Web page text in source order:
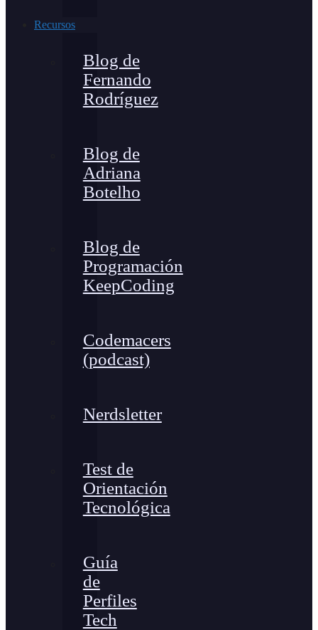
Recursos
Blog de
Fernando
Rodríguez
Blog de
Adriana
Botelho
Blog de
Programación
KeepCoding
Codemacers
(podcast)
Nerdsletter
Test de
Orientación
Tecnológica
Guía
de
Perfiles
Tech